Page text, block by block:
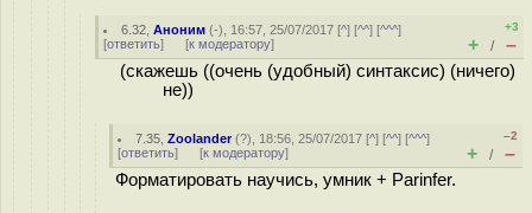
6.32 ,Аноним (-), 16:57, 25/07/2017 [^] [^^] [^^^]
[ответить] [к модератору]
+3
+ / –
(скажешь ((очень (удобный) синтаксис) (ничего)
не))
7.35 ,Zoolander(?), 18:56, 25/07/2017 [^] [^^] [^^^]
[ответить] [к модератору]
–2
+ / –
Форматировать научись, умник + Parinfer.